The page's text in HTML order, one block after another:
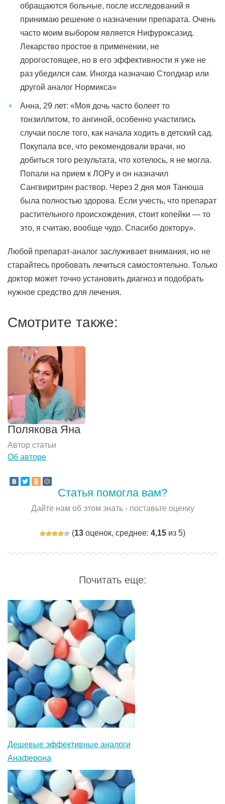
обращаются больные, после исследований я
принимаю решение о назначении препарата. Очень
часто моим выбором является Нифуроксазид.
Лекарство простое в применении, не
дорогостоящее, но в его эффективности я уже не
раз убедился сам. Иногда назначаю Стопдиар или
другой аналог Нормикса»
Анна, 29 лет: «Моя дочь часто болеет то
тонзиллитом, то ангиной, особенно участились
случаи после того, как начала ходить в детский сад.
Покупала все, что рекомендовали врачи, но
добиться того результата, что хотелось, я не могла.
Попали на прием к ЛОРу и он назначил
Сангвиритрин раствор. Через 2 дня моя Танюша
была полностью здорова. Если учесть, что препарат
растительного происхождения, стоит копейки — то
это, я считаю, вообще чудо. Спасибо доктору».
Любой препарат-аналог заслуживает внимания, но не
старайтесь пробовать лечиться самостоятельно. Только
доктор может точно установить диагноз и подобрать
нужное средство для лечения.
Смотрите также:
Полякова Яна
Автор статьи
Об авторе
Статья помогла вам?
Дайте нам об этом знать - поставьте оценку
(13 оценок, среднее: 4,15 из 5)
Дешевые эффективные аналоги
Анаферона